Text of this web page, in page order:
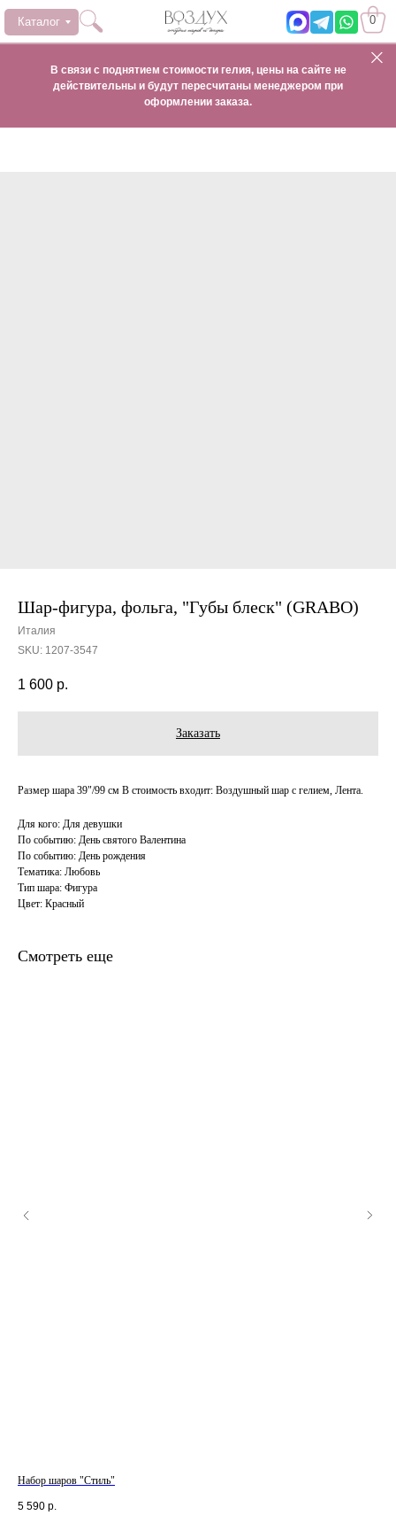
0
Каталог
В связи с поднятием стоимости гелия, цены на сайте не
действительны и будут пересчитаны менеджером при
оформлении заказа.
Шар-фигура, фольга, "Губы блеск" (GRABO)
Италия
SKU: 1207-3547
1 600 р.
Заказать
Размер шара 39"/99 см В стоимость входит: Воздушный шар с гелием, Лента.
Для кого: Для девушки
По событию: День святого Валентина
По событию: День рождения
Тематика: Любовь
Тип шара: Фигура
Цвет: Красный
Смотреть еще
Набор шаров "Стиль"
5 590 р.